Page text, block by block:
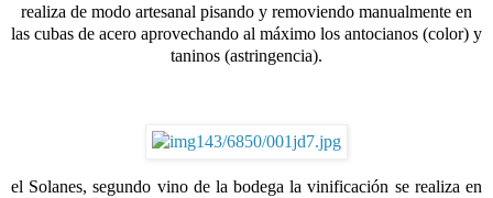
realiza de modo artesanal pisando y removiendo manualmente en
las cubas de acero aprovechando al máximo los antocianos (color) y
taninos (astringencia).
el Solanes, segundo vino de la bodega la vinificación se realiza en